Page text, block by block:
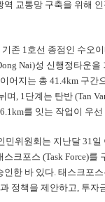
역 교통망 구축을 위해
존 1호선 종점인 수오
Nai)성 신행정타운을
어지는 총 41.4km 구간
며, 1단계는 탄반 (Tan
를 잇는 작업이 우선
민위원회는 지난달 31
크포스 (Task Force)를
인한 바 있다. 태스크포
정책을 제안하고, 투자